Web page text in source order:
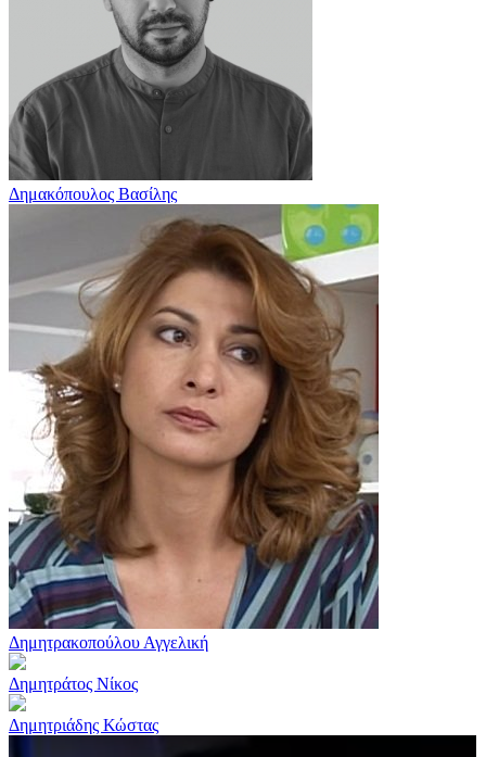
Δημακόπουλος Βασίλης
Δημητρακοπούλου Αγγελική
Δημητράτος Νίκος
Δημητριάδης Κώστας